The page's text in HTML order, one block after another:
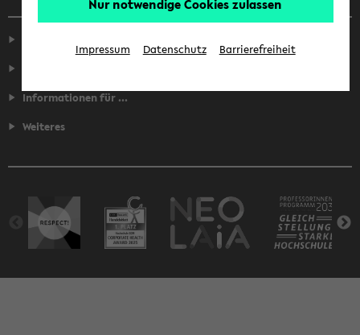
Informationen für ...
Weiteres
Nur notwendige Cookies zulassen
Impressum Datenschutz Barrierefreiheit